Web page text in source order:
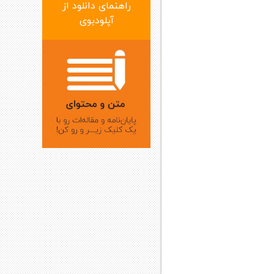
راهنمای دانلود از
آپلودبوی